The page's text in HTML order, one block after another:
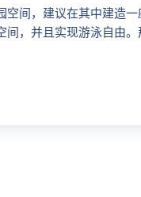
间，建议在其中建造
间，并且实现游泳自由